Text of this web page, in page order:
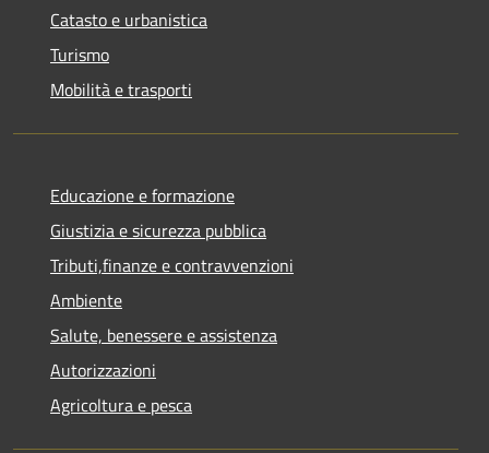
Catasto e urbanistica
Turismo
Mobilità e trasporti
Educazione e formazione
Giustizia e sicurezza pubblica
Tributi,finanze e contravvenzioni
Ambiente
Salute, benessere e assistenza
Autorizzazioni
Agricoltura e pesca